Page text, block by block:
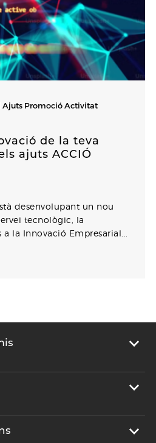
Ajuts Promoció Activitat
de la teva
ajuts ACCIÓ
desenvolupant un nou
tecnològic, la
la Innovació Empresarial...